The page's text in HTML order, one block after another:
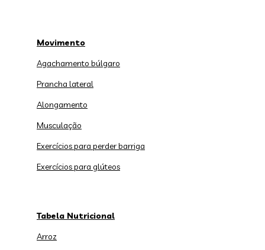
Movimento
Agachamento búlgaro
Prancha lateral
Alongamento
Musculação
Exercícios para perder barriga
Exercícios para glúteos
Tabela Nutricional
Arroz